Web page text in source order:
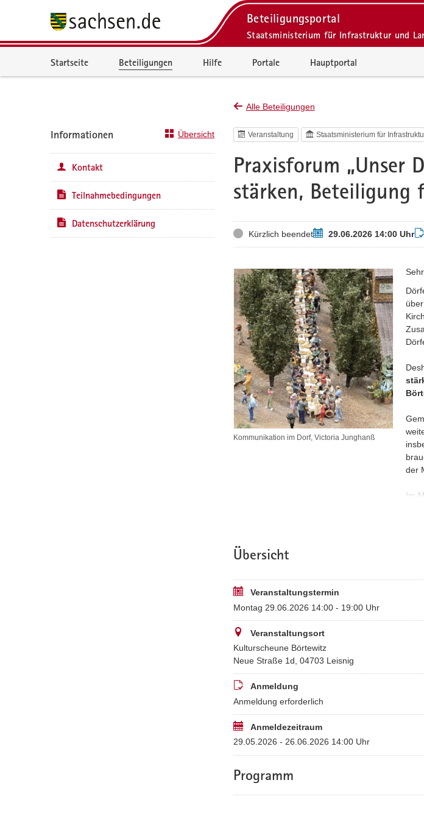
Beteiligungsportal
Staatsministerium für Infrastruktur und
Startseite Beteiligungen Hilfe Portale Hauptportal
Alle Beteiligungen
Veranstaltung Staatsministerium für
Praxisforum „Unser
stärken, Beteiligung
StatusKürzlich beendetTermin29.06.2026 14:00 Uhr
Kommunikation im Dorf, Victoria Junghanß
der
Im
Übersicht
Veranstaltungstermin
Montag 29.06.2026 14:00 - 19:00 Uhr
Veranstaltungsort
Kulturscheune Börtewitz
Neue Straße 1d, 04703 Leisnig
Anmeldung
Anmeldung erforderlich
Anmeldezeitraum
29.05.2026 - 26.06.2026 14:00 Uhr
Programm
Informationen Übersicht
Kontakt
Teilnahmebedingungen
Datenschutzerklärung